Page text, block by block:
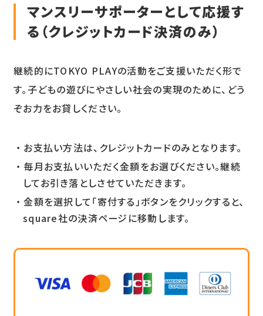
マンスリーサポーターとして応援す
る（クレジットカード決済のみ）
継続的にTOKYO PLAYの活動をご支援いただく形で
す。子どもの遊びにやさしい社会の実現のために、どう
ぞお力をお貸しください。
お支払い方法は、クレジットカードのみとなります。
毎月お支払いいただく金額をお選びください。継続
してお引き落としさせていただきます。
金額を選択して「寄付する」ボタンをクリックすると、
square社の決済ページに移動します。